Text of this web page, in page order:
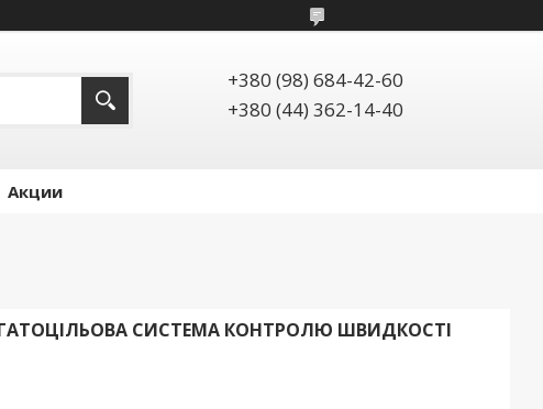
+380 (98) 684-42-60
+380 (44) 362-14-40
Акции
СИСТЕМА КОНТРОЛЮ ШВИДКОСТІ